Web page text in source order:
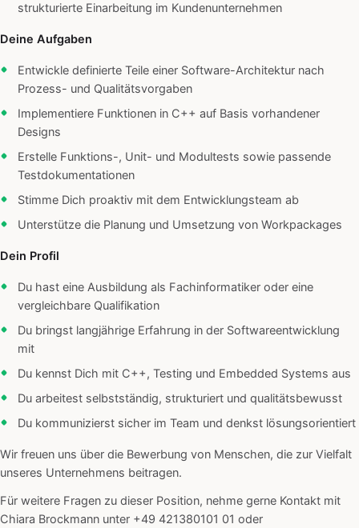
strukturierte Einarbeitung im Kundenunternehmen
Deine Aufgaben
Entwickle definierte Teile einer Software-Architektur nach
Prozess- und Qualitätsvorgaben
Implementiere Funktionen in C++ auf Basis vorhandener
Designs
Erstelle Funktions-, Unit- und Modultests sowie passende
Testdokumentationen
Stimme Dich proaktiv mit dem Entwicklungsteam ab
Unterstütze die Planung und Umsetzung von Workpackages
Dein Profil
Du hast eine Ausbildung als Fachinformatiker oder eine
vergleichbare Qualifikation
Du bringst langjährige Erfahrung in der Softwareentwicklung
mit
Du kennst Dich mit C++, Testing und Embedded Systems aus
Du arbeitest selbstständig, strukturiert und qualitätsbewusst
Du kommunizierst sicher im Team und denkst lösungsorientiert
Wir freuen uns über die Bewerbung von Menschen, die zur Vielfalt
unseres Unternehmens beitragen.
Für weitere Fragen zu dieser Position, nehme gerne Kontakt mit
Chiara Brockmann unter +49 421380101 01 oder